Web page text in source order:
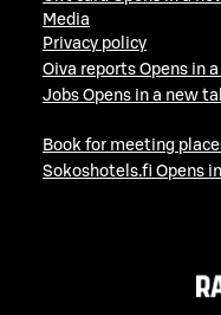
Media
Privacy policy
Oiva reports Opens in
Jobs Opens in a new
Book for meeting
Sokoshotels.fi Opens